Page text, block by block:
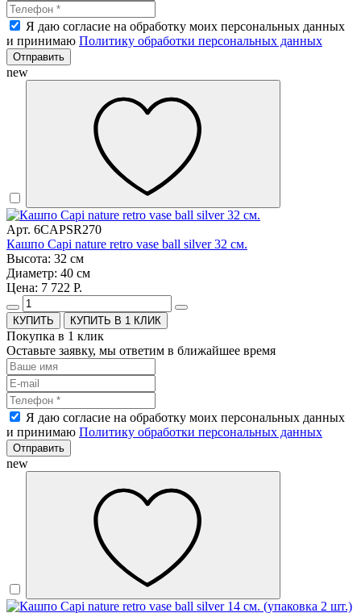
Я даю согласие на обработку моих персональных данных
и принимаю Политику обработки персональных данных
Отправить
new
Арт. 6CAPSR270
Кашпо Capi nature retro vase ball silver 32 см.
Высота: 32 см
Диаметр: 40 см
Цена: 7 722 Р.
КУПИТЬ В 1 КЛИК
Покупка в 1 клик
Оставьте заявку, мы ответим в ближайшее время
Я даю согласие на обработку моих персональных данных
и принимаю Политику обработки персональных данных
Отправить
new